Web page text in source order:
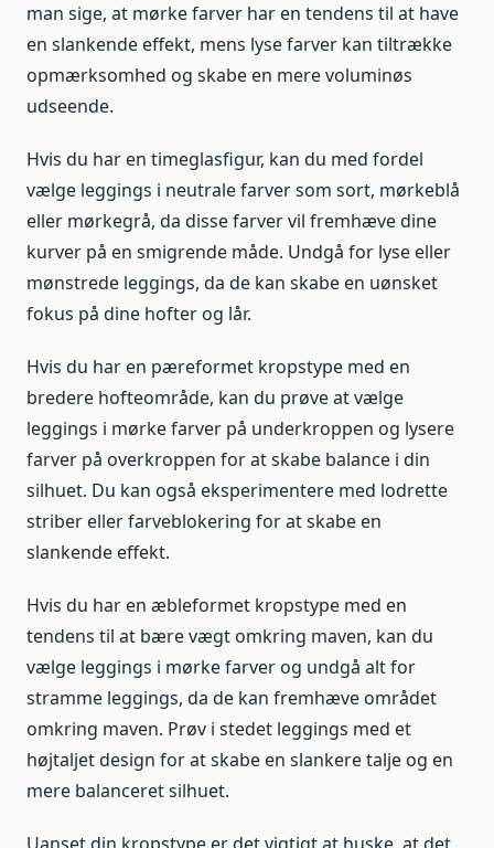
man sige, at mørke farver har en tendens til at have
en slankende effekt, mens lyse farver kan tiltrække
opmærksomhed og skabe en mere voluminøs
udseende.
Hvis du har en timeglasfigur, kan du med fordel
vælge leggings i neutrale farver som sort, mørkeblå
eller mørkegrå, da disse farver vil fremhæve dine
kurver på en smigrende måde. Undgå for lyse eller
mønstrede leggings, da de kan skabe en uønsket
fokus på dine hofter og lår.
Hvis du har en pæreformet kropstype med en
bredere hofteområde, kan du prøve at vælge
leggings i mørke farver på underkroppen og lysere
farver på overkroppen for at skabe balance i din
silhuet. Du kan også eksperimentere med lodrette
striber eller farveblokering for at skabe en
slankende effekt.
Hvis du har en æbleformet kropstype med en
tendens til at bære vægt omkring maven, kan du
vælge leggings i mørke farver og undgå alt for
stramme leggings, da de kan fremhæve området
omkring maven. Prøv i stedet leggings med et
højtaljet design for at skabe en slankere talje og en
mere balanceret silhuet.